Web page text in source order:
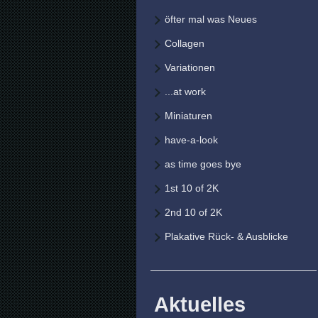
öfter mal was Neues
Collagen
Variationen
...at work
Miniaturen
have-a-look
as time goes bye
1st 10 of 2K
2nd 10 of 2K
Plakative Rück- & Ausblicke
Aktuelles